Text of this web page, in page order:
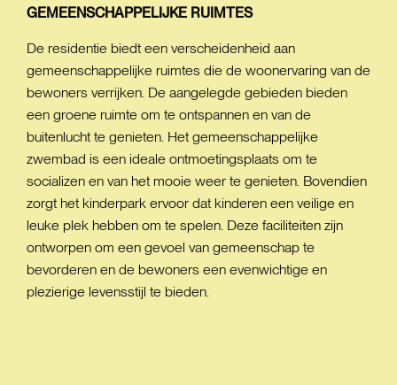
GEMEENSCHAPPELIJKE RUIMTES
De residentie biedt een verscheidenheid aan
gemeenschappelijke ruimtes die de woonervaring van de
bewoners verrijken. De aangelegde gebieden bieden
een groene ruimte om te ontspannen en van de
buitenlucht te genieten. Het gemeenschappelijke
zwembad is een ideale ontmoetingsplaats om te
socializen en van het mooie weer te genieten. Bovendien
zorgt het kinderpark ervoor dat kinderen een veilige en
leuke plek hebben om te spelen. Deze faciliteiten zijn
ontworpen om een gevoel van gemeenschap te
bevorderen en de bewoners een evenwichtige en
plezierige levensstijl te bieden.